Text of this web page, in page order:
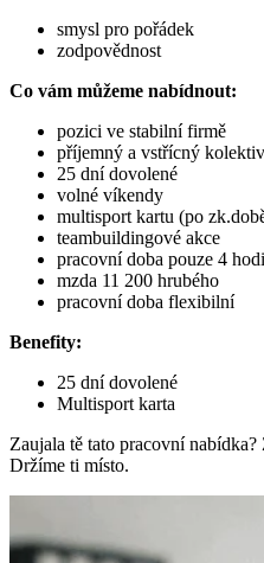
smysl pro pořádek
zodpovědnost
Co vám můžeme nabídnout:
pozici ve stabilní firmě
příjemný a vstřícný kolektiv
25 dní dovolené
volné víkendy
multisport kartu (po
teambuildingové akce
pracovní doba pouze 4
mzda 11 200 hrubého
pracovní doba flexibilní
Benefity:
25 dní dovolené
Multisport karta
Zaujala tě tato pracovní
Držíme ti místo.